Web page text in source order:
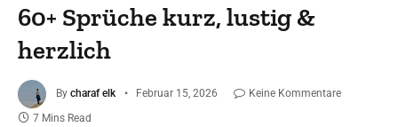
60+ Sprüche kurz, lustig &
herzlich
By charaf elk Februar 15, 2026
Keine Kommentare
7 Mins Read